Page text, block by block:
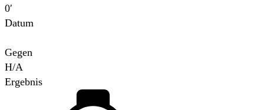
0′
Datum
Gegen
H/A
Ergebnis